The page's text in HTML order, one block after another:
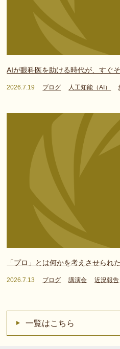
AIが眼科医を助ける時代が、すぐ
2026.7.19 ブログ 人工知能（AI）
「プロ」とは何かを考えさせられ
2026.7.13 ブログ 講演会 近況報告
一覧はこちら